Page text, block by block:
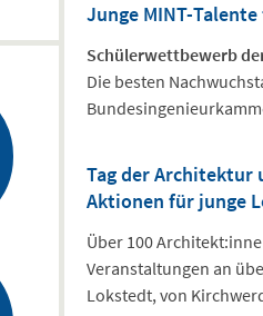
Junge MINT-
Schülerwettbewerb
Die besten
Tag der Architektur
Aktionen für junge
Über 100
Veranstaltungen an
Lokstedt, von